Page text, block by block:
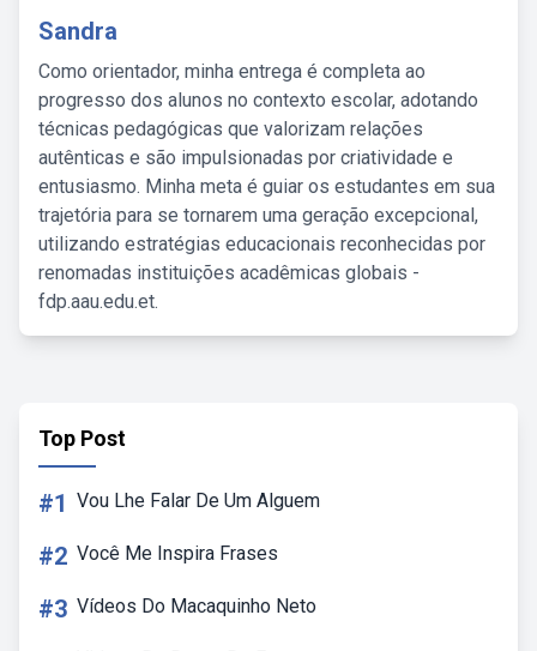
Sandra
Como orientador, minha entrega é completa ao
progresso dos alunos no contexto escolar, adotando
técnicas pedagógicas que valorizam relações
autênticas e são impulsionadas por criatividade e
entusiasmo. Minha meta é guiar os estudantes em sua
trajetória para se tornarem uma geração excepcional,
utilizando estratégias educacionais reconhecidas por
renomadas instituições acadêmicas globais -
fdp.aau.edu.et.
Top Post
#1 Vou Lhe Falar De Um Alguem
#2 Você Me Inspira Frases
#3 Vídeos Do Macaquinho Neto